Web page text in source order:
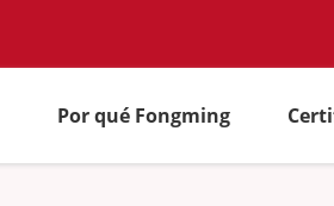
Por qué Fongming